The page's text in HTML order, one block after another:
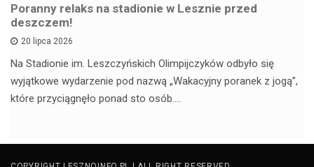
Poranny relaks na stadionie w Lesznie przed
deszczem!
20 lipca 2026
Na Stadionie im. Leszczyńskich Olimpijczyków odbyło się
wyjątkowe wydarzenie pod nazwą „Wakacyjny poranek z jogą”,
które przyciągnęło ponad sto osób.…